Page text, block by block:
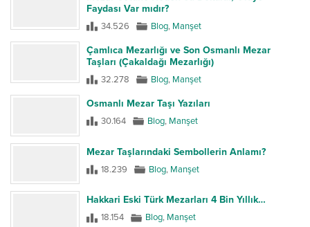
Faydası Var mıdır?
34.526 Blog, Manşet
Çamlıca Mezarlığı ve Son Osmanlı Mezar
Taşları (Çakaldağı Mezarlığı)
32.278 Blog, Manşet
Osmanlı Mezar Taşı Yazıları
30.164 Blog, Manşet
Mezar Taşlarındaki Sembollerin Anlamı?
18.239 Blog, Manşet
Hakkari Eski Türk Mezarları 4 Bin Yıllık…
18.154 Blog, Manşet